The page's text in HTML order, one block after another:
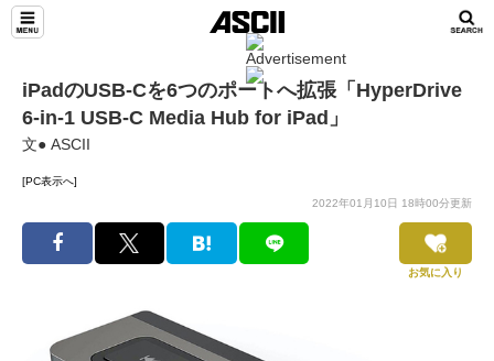
iPadのUSB-Cを6つのポートへ拡張「HyperDrive
6-in-1 USB-C Media Hub for iPad」
文● ASCII
[PC表示へ]
2022年01月10日 18時00分更新
お気に入り